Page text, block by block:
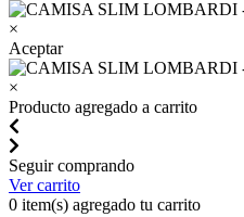
×
Aceptar
×
Producto agregado a carrito
Seguir comprando
Ver carrito
0 item(s) agregado tu carrito